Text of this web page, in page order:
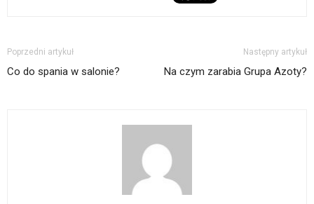
Poprzedni artykuł
Co do spania w salonie?
Następny artykuł
Na czym zarabia Grupa Azoty?